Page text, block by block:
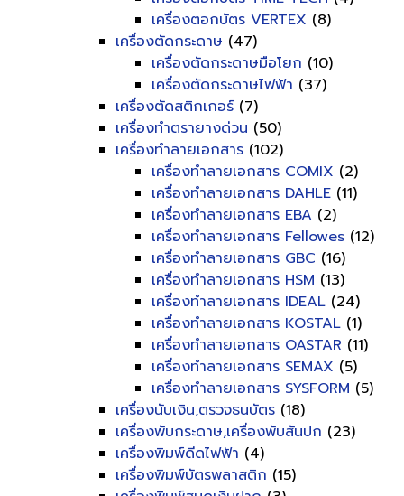
เครื่องตอกบัตร VERTEX (8)
เครื่องตัดกระดาษ (47)
เครื่องตัดกระดาษมือโยก (10)
เครื่องตัดกระดาษไฟฟ้า (37)
เครื่องตัดสติกเกอร์ (7)
เครื่องทำตรายางด่วน (50)
เครื่องทำลายเอกสาร (102)
เครื่องทำลายเอกสาร COMIX (2)
เครื่องทำลายเอกสาร DAHLE (11)
เครื่องทำลายเอกสาร EBA (2)
เครื่องทำลายเอกสาร Fellowes (12)
เครื่องทำลายเอกสาร GBC (16)
เครื่องทำลายเอกสาร HSM (13)
เครื่องทำลายเอกสาร IDEAL (24)
เครื่องทำลายเอกสาร KOSTAL (1)
เครื่องทำลายเอกสาร OASTAR (11)
เครื่องทำลายเอกสาร SEMAX (5)
เครื่องทำลายเอกสาร SYSFORM (5)
เครื่องนับเงิน,ตรวจธนบัตร (18)
เครื่องพับกระดาษ,เครื่องพับสันปก (23)
เครื่องพิมพ์ดีดไฟฟ้า (4)
เครื่องพิมพ์บัตรพลาสติก (15)